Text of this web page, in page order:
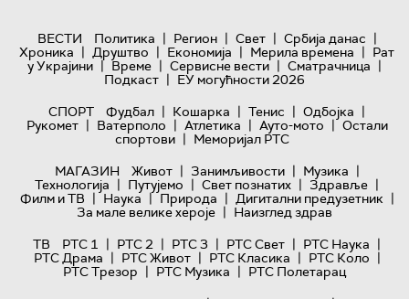
ВЕСТИ Политика | Регион | Свет | Србија данас |
Хроника | Друштво | Економија | Мерила времена | Рат
у Украјини | Време | Сервисне вести | Сматрачница |
Подкаст | ЕУ могућности 2026
СПОРТ
Фудбал | Кошарка | Тенис | Одбојка |
Рукомет | Ватерполо | Атлетика | Ауто-мото | Остали
спортови | Меморијал РТС
МАГАЗИН
Живот | Занимљивости | Музика |
Технологијa | Путујемо | Свет познатих | Здравље |
Филм и ТВ | Наука | Природа | Дигитални предузетник |
За мале велике хероје | Наизглед здрав
ТВ
РТС 1 | РТС 2 | РТС 3 | РТС Свет | РТС Наука |
РТС Драма | РТС Живот | РТС Класика | РТС Коло |
РТС Трезор | РТС Музика | РТС Полетарац